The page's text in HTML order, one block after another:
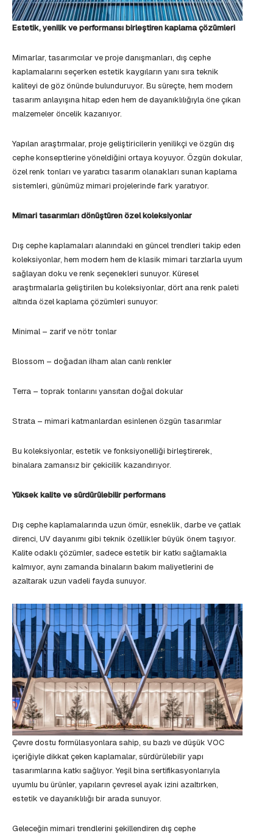
Estetik, yenilik ve performansı birleştiren kaplama çözümleri
Mimarlar, tasarımcılar ve proje danışmanları, dış cephe
kaplamalarını seçerken estetik kaygıların yanı sıra teknik
kaliteyi de göz önünde bulunduruyor. Bu süreçte, hem modern
tasarım anlayışına hitap eden hem de dayanıklılığıyla öne çıkan
malzemeler öncelik kazanıyor.
Yapılan araştırmalar, proje geliştiricilerin yenilikçi ve özgün dış
cephe konseptlerine yöneldiğini ortaya koyuyor. Özgün dokular,
özel renk tonları ve yaratıcı tasarım olanakları sunan kaplama
sistemleri, günümüz mimari projelerinde fark yaratıyor.
Mimari tasarımları dönüştüren özel koleksiyonlar
Dış cephe kaplamaları alanındaki en güncel trendleri takip eden
koleksiyonlar, hem modern hem de klasik mimari tarzlarla uyum
sağlayan doku ve renk seçenekleri sunuyor. Küresel
araştırmalarla geliştirilen bu koleksiyonlar, dört ana renk paleti
altında özel kaplama çözümleri sunuyor:
Minimal – zarif ve nötr tonlar
Blossom – doğadan ilham alan canlı renkler
Terra – toprak tonlarını yansıtan doğal dokular
Strata – mimari katmanlardan esinlenen özgün tasarımlar
Bu koleksiyonlar, estetik ve fonksiyonelliği birleştirerek,
binalara zamansız bir çekicilik kazandırıyor.
Yüksek kalite ve sürdürülebilir performans
Dış cephe kaplamalarında uzun ömür, esneklik, darbe ve çatlak
direnci, UV dayanımı gibi teknik özellikler büyük önem taşıyor.
Kalite odaklı çözümler, sadece estetik bir katkı sağlamakla
kalmıyor, aynı zamanda binaların bakım maliyetlerini de
azaltarak uzun vadeli fayda sunuyor.
Çevre dostu formülasyonlara sahip, su bazlı ve düşük VOC
içeriğiyle dikkat çeken kaplamalar, sürdürülebilir yapı
tasarımlarına katkı sağlıyor. Yeşil bina sertifikasyonlarıyla
uyumlu bu ürünler, yapıların çevresel ayak izini azaltırken,
estetik ve dayanıklılığı bir arada sunuyor.
Geleceğin mimari trendlerini şekillendiren dış cephe